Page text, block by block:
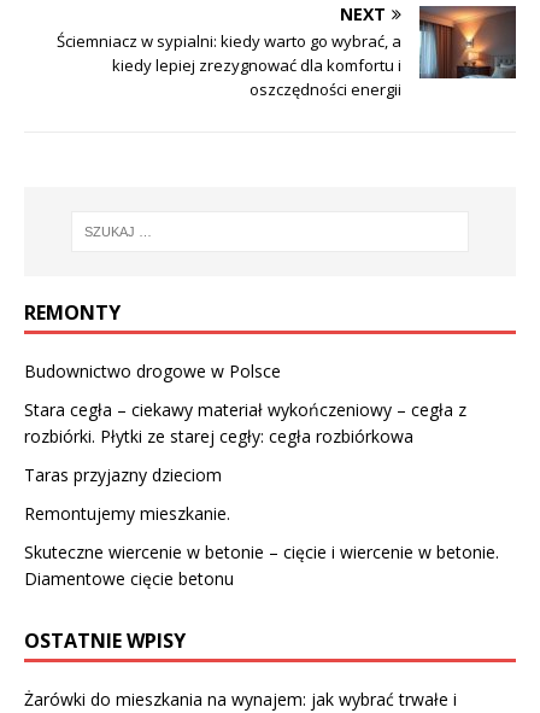
NEXT
Ściemniacz w sypialni: kiedy warto go wybrać, a
kiedy lepiej zrezygnować dla komfortu i
oszczędności energii
REMONTY
Budownictwo drogowe w Polsce
Stara cegła – ciekawy materiał wykończeniowy – cegła z
rozbiórki. Płytki ze starej cegły: cegła rozbiórkowa
Taras przyjazny dzieciom
Remontujemy mieszkanie.
Skuteczne wiercenie w betonie – cięcie i wiercenie w betonie.
Diamentowe cięcie betonu
OSTATNIE WPISY
Żarówki do mieszkania na wynajem: jak wybrać trwałe i